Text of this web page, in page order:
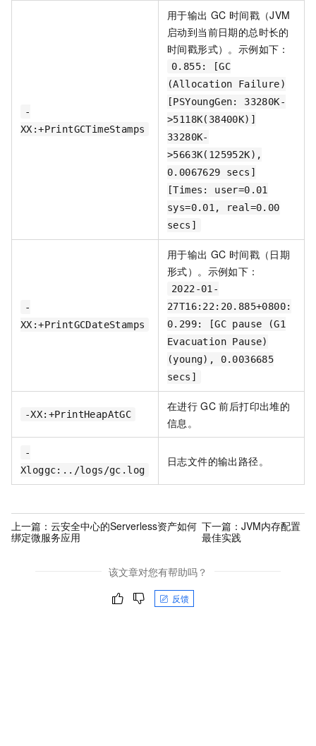
-
XX:+PrintGCTimeStamps
用于输出 GC 时间戳（JVM
启动到当前日期的总时长的
时间戳形式）。示例如下：
0.855: [GC
(Allocation Failure)
[PSYoungGen: 33280K-
>5118K(38400K)]
33280K-
>5663K(125952K),
0.0067629 secs]
[Times: user=0.01
sys=0.01, real=0.00
secs]
-
XX:+PrintGCDateStamps
用于输出 GC 时间戳（日期
形式）。示例如下：
2022-01-
27T16:22:20.885+0800:
0.299: [GC pause (G1
Evacuation Pause)
(young), 0.0036685
secs]
-XX:+PrintHeapAtGC
在进行 GC 前后打印出堆的
信息。
-
Xloggc:../logs/gc.log
日志文件的输出路径。
上一篇： 云安全中心的Serverless资产如何
绑定微服务应用
下一篇： JVM内存配置
最佳实践
该文章对您有帮助吗？
反馈